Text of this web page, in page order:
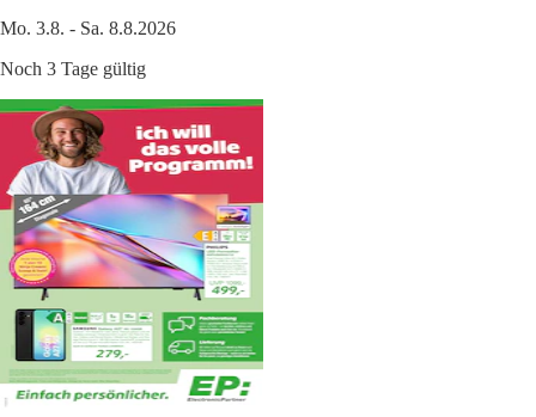
Mo. 3.8. - Sa. 8.8.2026
Noch 3 Tage gültig